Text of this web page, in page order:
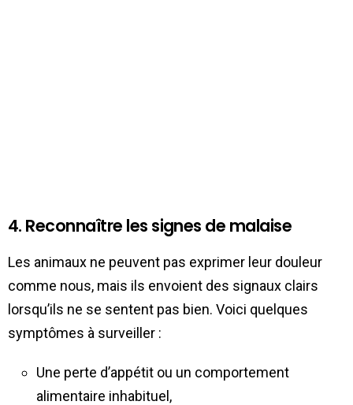
4. Reconnaître les signes de malaise
Les animaux ne peuvent pas exprimer leur douleur
comme nous, mais ils envoient des signaux clairs
lorsqu’ils ne se sentent pas bien. Voici quelques
symptômes à surveiller :
Une perte d’appétit ou un comportement
alimentaire inhabituel,